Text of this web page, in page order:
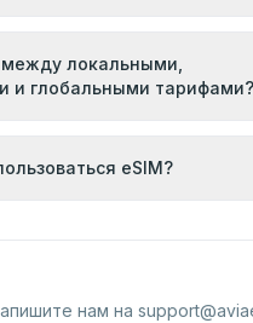
локальными,
и глобальными тарифами?
eSIM?
нам на